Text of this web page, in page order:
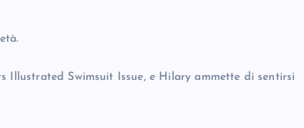
Illustrated Swimsuit Issue, e Hilary ammette di sentirsi